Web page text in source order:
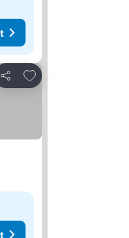
Jaa
Lisää suosikkeihin